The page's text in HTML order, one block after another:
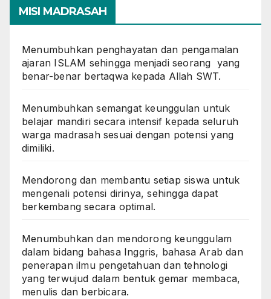
MISI MADRASAH
Menumbuhkan penghayatan dan pengamalan
ajaran ISLAM sehingga menjadi seorang yang
benar-benar bertaqwa kepada Allah SWT.
Menumbuhkan semangat keunggulan untuk
belajar mandiri secara intensif kepada seluruh
warga madrasah sesuai dengan potensi yang
dimiliki.
Mendorong dan membantu setiap siswa untuk
mengenali potensi dirinya, sehingga dapat
berkembang secara optimal.
Menumbuhkan dan mendorong keunggulam
dalam bidang bahasa Inggris, bahasa Arab dan
penerapan ilmu pengetahuan dan tehnologi
yang terwujud dalam bentuk gemar membaca,
menulis dan berbicara.